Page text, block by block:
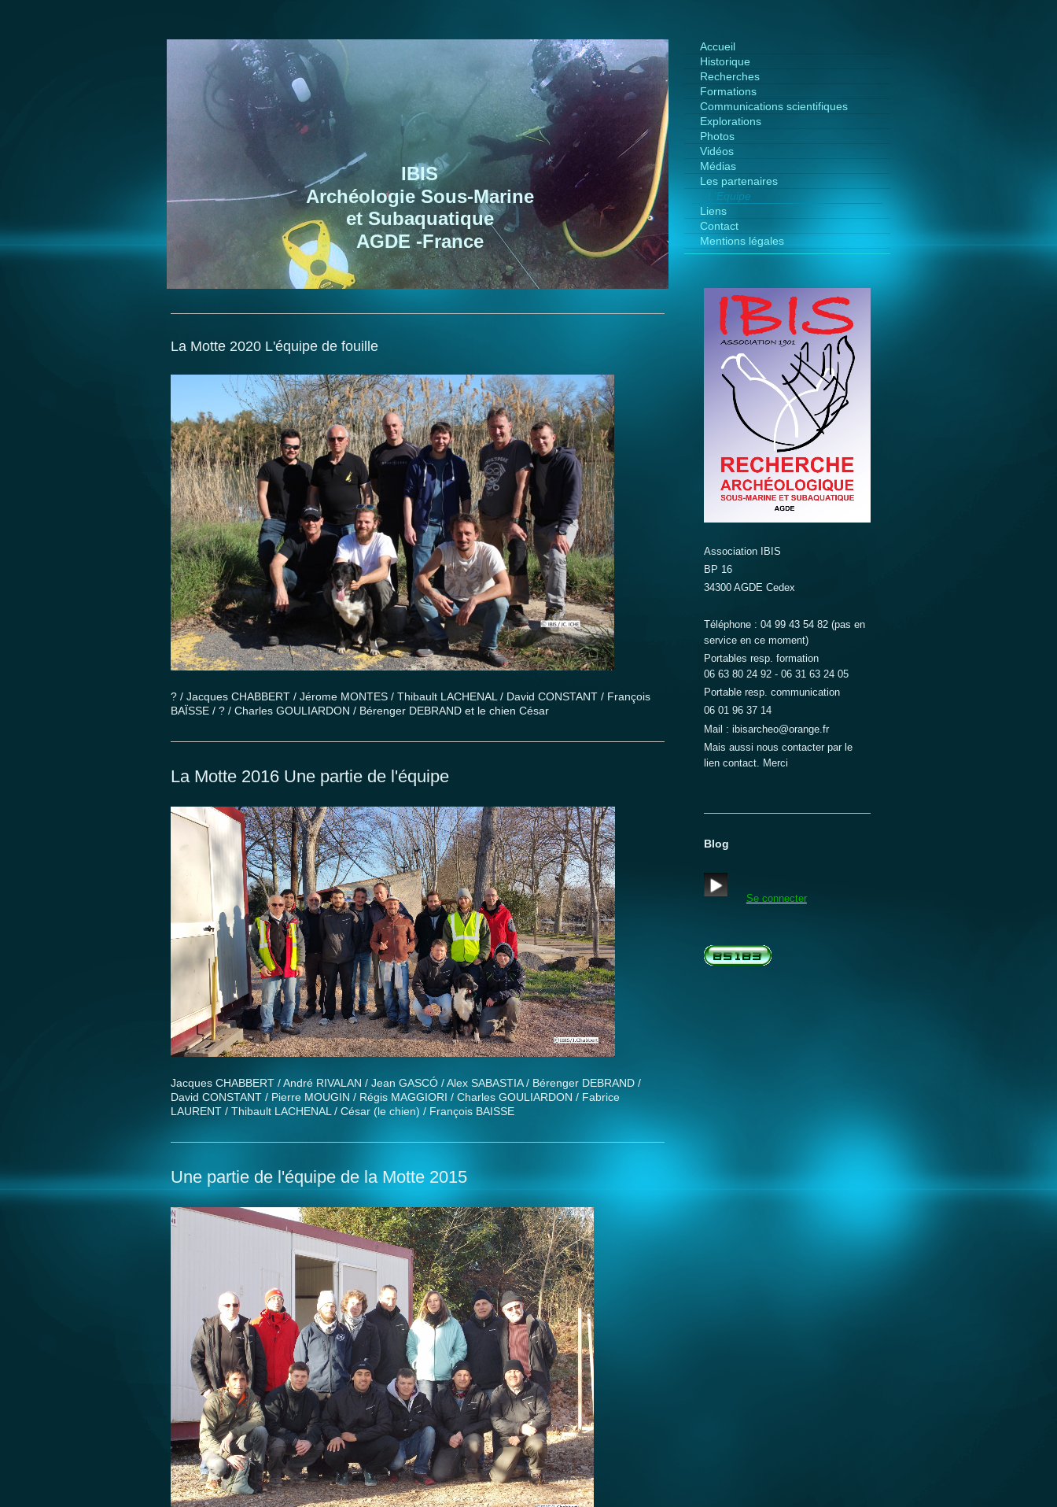
IBIS
Archéologie Sous-Marine
et Subaquatique
AGDE -France
La Motte 2020 L'équipe de fouille
? / Jacques CHABBERT / Jérome MONTES / Thibault LACHENAL / David CONSTANT / François
BAÏSSE / ? / Charles GOULIARDON / Bérenger DEBRAND et le chien César
La Motte 2016 Une partie de l'équipe
Jacques CHABBERT / André RIVALAN / Jean GASCÓ / Alex SABASTIA / Bérenger DEBRAND /
David CONSTANT / Pierre MOUGIN / Régis MAGGIORI / Charles GOULIARDON / Fabrice
LAURENT / Thibault LACHENAL / César (le chien) / François BAISSE
Une partie de l'équipe de la Motte 2015
Accueil
Historique
Recherches
Formations
Communications scientifiques
Explorations
Photos
Vidéos
Médias
Les partenaires
L'Equipe
Liens
Contact
Mentions légales
Association IBIS
BP 16
34300 AGDE Cedex
Téléphone : 04 99 43 54 82 (pas en
service en ce moment)
Portables resp. formation
06 63 80 24 92 - 06 31 63 24 05
Portable resp. communication
06 01 96 37 14
Mail : ibisarcheo@orange.fr
Mais aussi nous contacter par le
lien contact. Merci
Blog
Se connecter